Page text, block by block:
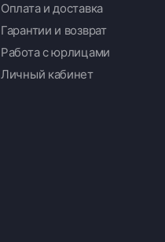
Оплата и доставка
Гарантии и возврат
Работа с юрлицами
Личный кабинет